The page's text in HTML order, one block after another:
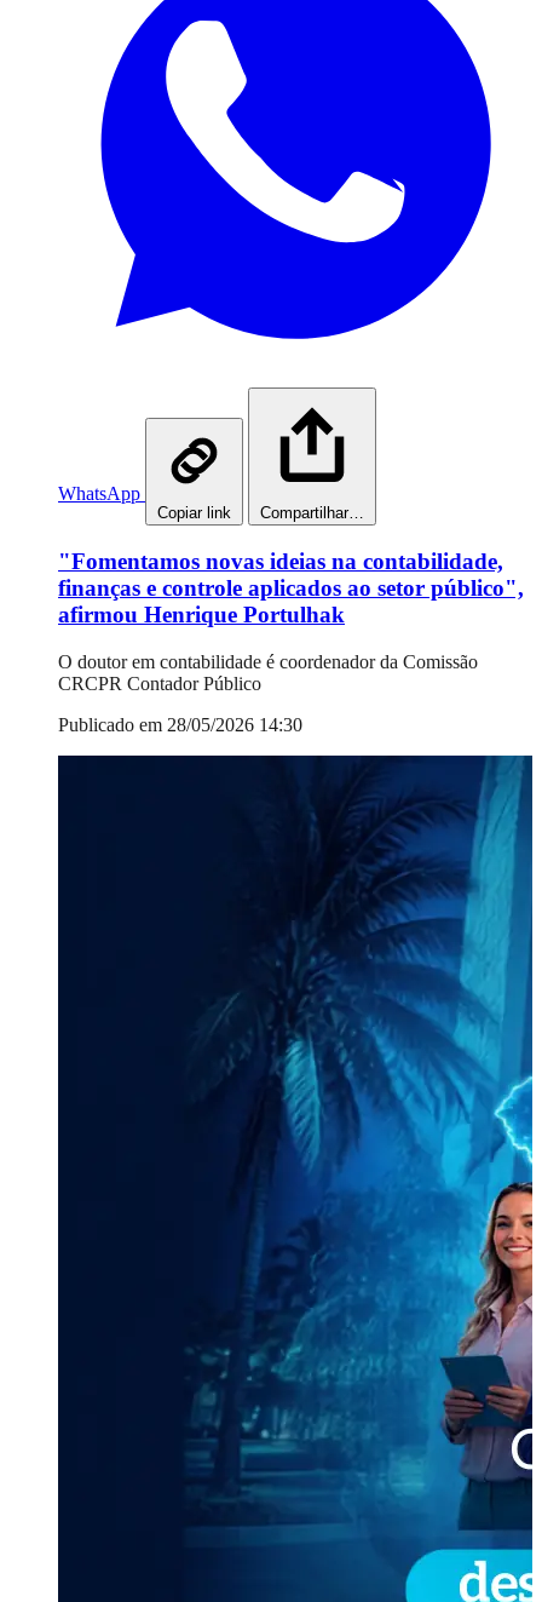
WhatsApp
Copiar link Compartilhar…
"Fomentamos novas ideias na contabilidade,
finanças e controle aplicados ao setor público",
afirmou Henrique Portulhak
O doutor em contabilidade é coordenador da Comissão
CRCPR Contador Público
Publicado em 28/05/2026 14:30